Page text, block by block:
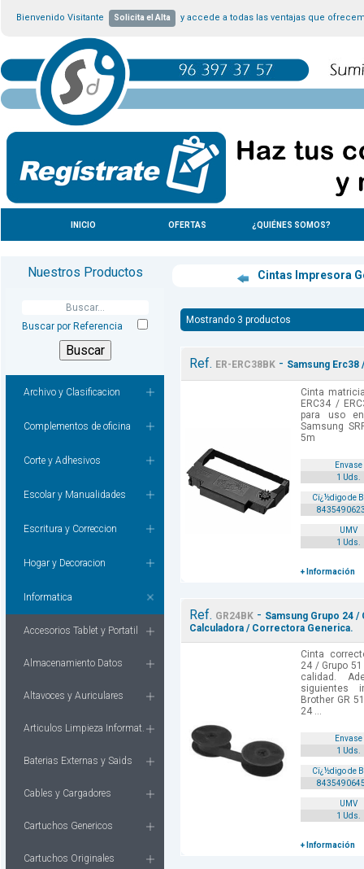
Bienvenido Visitante Solicita el Alta y accede a todas las ventajas que
INICIO OFERTAS ¿QUIÉNES SOMOS?
Nuestros Productos
Buscar por Referencia
Archivo y Clasificacion
Complementos de oficina
Corte y Adhesivos
Escolar y Manualidades
Escritura y Correccion
Hogar y Decoracion
Informatica
Accesorios Tablet y Portatil
Almacenamiento Datos
Altavoces y Auriculares
Articulos Limpieza Informat.
Baterias Externas y Saids
Cables y Cargadores
Cartuchos Genericos
Cartuchos Originales
Cintas Impresora
Mostrando 3 productos
Ref. ER-ERC38BK - Samsung Erc38
Cinta
ERC34 /
para uso
Samsung
5m
Envase
1 Uds.
Cï¿½digo de
UMV
1 Uds.
+ Información
Ref. GR24BK - Samsung Grupo 24 /
Calculadora / Correctora Generica.
Cinta
24 / Grupo
calidad.
siguientes
Brother GR
24 ...
Envase
1 Uds.
Cï¿½digo de
UMV
1 Uds.
+ Información